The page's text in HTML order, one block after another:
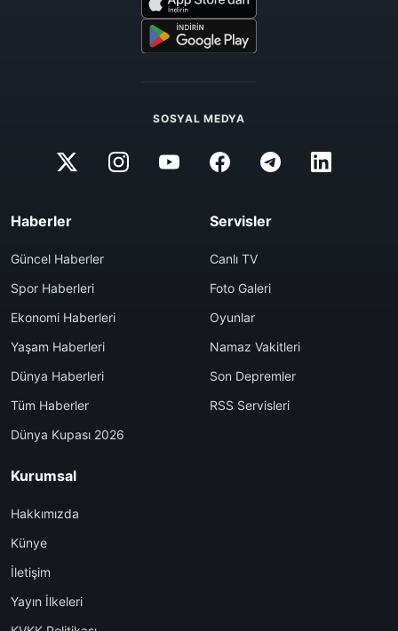
SOSYAL MEDYA
Haberler
Güncel Haberler
Spor Haberleri
Ekonomi Haberleri
Yaşam Haberleri
Dünya Haberleri
Tüm Haberler
Dünya Kupası 2026
Servisler
Canlı TV
Foto Galeri
Oyunlar
Namaz Vakitleri
Son Depremler
RSS Servisleri
Kurumsal
Hakkımızda
Künye
İletişim
Yayın İlkeleri